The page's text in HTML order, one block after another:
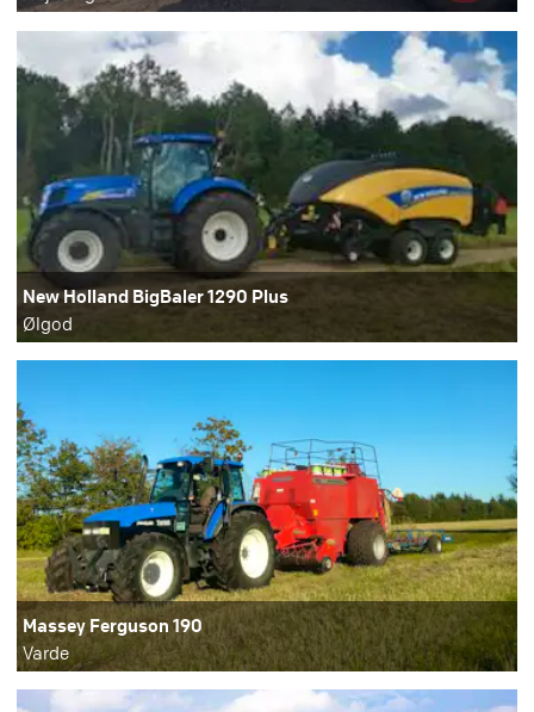
New Holland BigBaler 1290 Plus
Ølgod
Massey Ferguson 190
Varde